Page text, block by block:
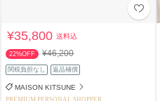
¥35,800送料込
22%OFF ¥46,200
関税負担なし 返品補償
MAISON KITSUNE